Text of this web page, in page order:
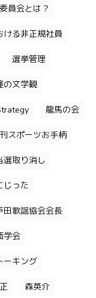
員会とは？
ける非正規社員
選挙管理
の文学観
龍馬の会
スポーツお手柄
選取り消し
じった
田歌謡協会会長
学会
ーキング
森英介